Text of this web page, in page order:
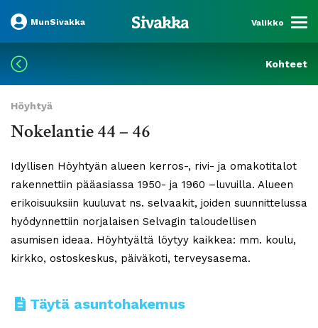
MunSivakka Valikko
Kohteet
Höyhtyä
Nokelantie 44 – 46
Idyllisen Höyhtyän alueen kerros-, rivi- ja omakotitalot
rakennettiin pääasiassa 1950- ja 1960 –luvuilla. Alueen
erikoisuuksiin kuuluvat ns. selvaakit, joiden suunnittelussa
hyödynnettiin norjalaisen Selvagin taloudellisen
asumisen ideaa. Höyhtyältä löytyy kaikkea: mm. koulu,
kirkko, ostoskeskus, päiväkoti, terveysasema.
Täytä asuntohakemus